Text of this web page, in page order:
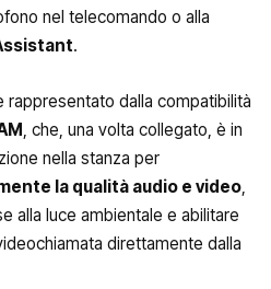
nel telecomando o alla
.
rappresentato dalla compatibilità
, che, una volta collegato, è in
nella stanza per
la qualità audio e video,
alla luce ambientale e abilitare
direttamente dalla